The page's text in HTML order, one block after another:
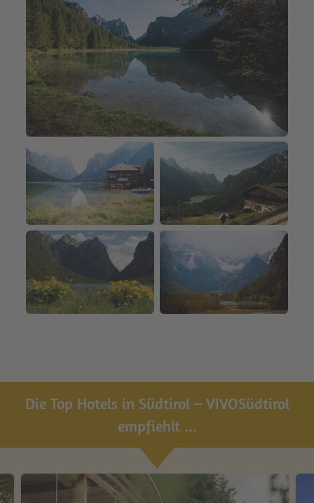
Die Top Hotels in Südtirol – VIVOSüdtirol
empfiehlt ...